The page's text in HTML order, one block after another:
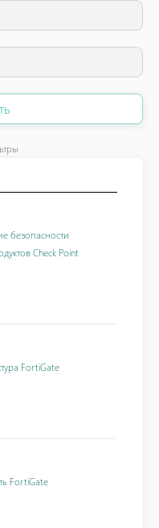
безопасности
Check Point
FortiGate
FortiGate